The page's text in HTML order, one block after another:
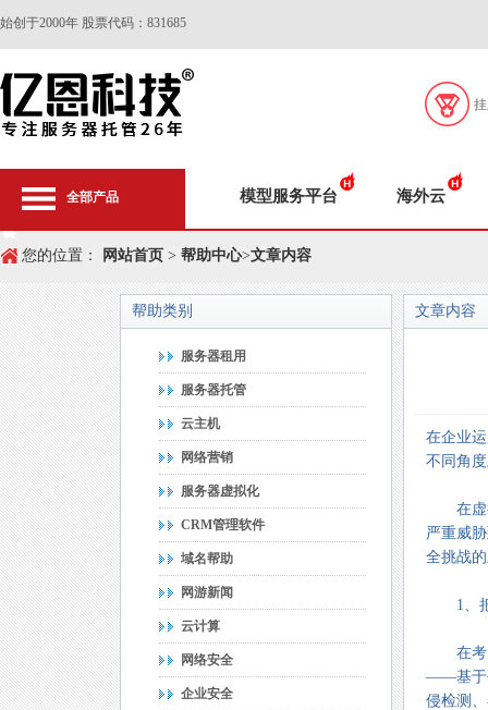
始创于2000年 股票代码：831685
全部产品 模型服务平台 海外云
您的位置： 网站首页 > 帮助中心>文章内容
帮助类别
服务器租用
服务器托管
云主机
网络营销
服务器虚拟化
CRM管理软件
域名帮助
网游新闻
云计算
网络安全
企业安全
文章内容
在企业
不同角
在虚拟
严重威
全挑战
1、把
在考虑
——基于
侵检测